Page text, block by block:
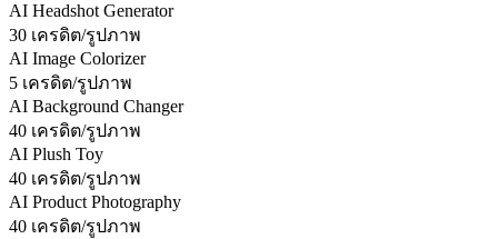
AI Headshot Generator
30 เครดิต/รูปภาพ
AI Image Colorizer
5 เครดิต/รูปภาพ
AI Background Changer
40 เครดิต/รูปภาพ
AI Plush Toy
40 เครดิต/รูปภาพ
AI Product Photography
40 เครดิต/รูปภาพ